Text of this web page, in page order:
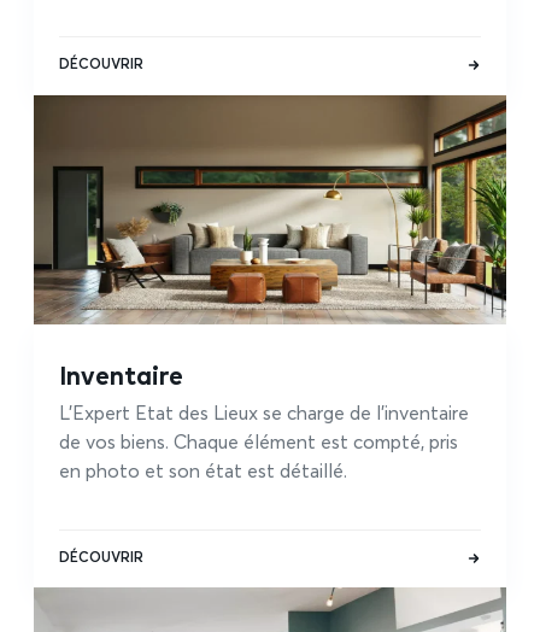
DÉCOUVRIR
Inventaire
L’Expert Etat des Lieux se charge de l’inventaire
de vos biens. Chaque élément est compté, pris
en photo et son état est détaillé.
DÉCOUVRIR